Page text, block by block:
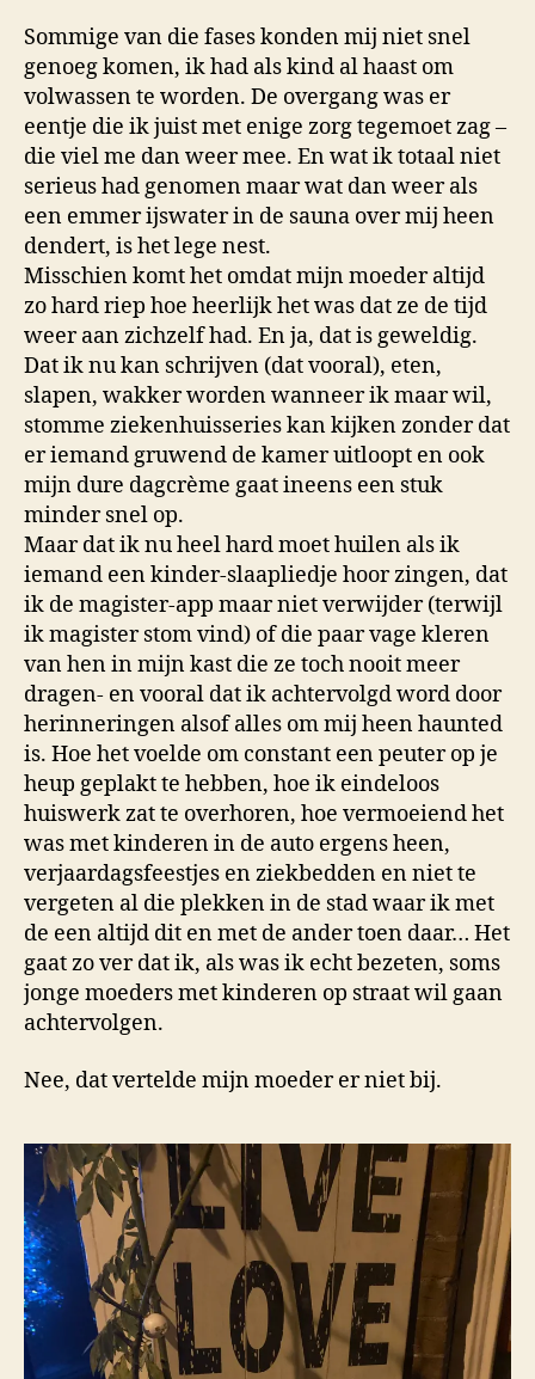
Sommige van die fases konden mij niet snel
genoeg komen, ik had als kind al haast om
volwassen te worden. De overgang was er
eentje die ik juist met enige zorg tegemoet zag –
die viel me dan weer mee. En wat ik totaal niet
serieus had genomen maar wat dan weer als
een emmer ijswater in de sauna over mij heen
dendert, is het lege nest.
Misschien komt het omdat mijn moeder altijd
zo hard riep hoe heerlijk het was dat ze de tijd
weer aan zichzelf had. En ja, dat is geweldig.
Dat ik nu kan schrijven (dat vooral), eten,
slapen, wakker worden wanneer ik maar wil,
stomme ziekenhuisseries kan kijken zonder dat
er iemand gruwend de kamer uitloopt en ook
mijn dure dagcrème gaat ineens een stuk
minder snel op.
Maar dat ik nu heel hard moet huilen als ik
iemand een kinder-slaapliedje hoor zingen, dat
ik de magister-app maar niet verwijder (terwijl
ik magister stom vind) of die paar vage kleren
van hen in mijn kast die ze toch nooit meer
dragen- en vooral dat ik achtervolgd word door
herinneringen alsof alles om mij heen haunted
is. Hoe het voelde om constant een peuter op je
heup geplakt te hebben, hoe ik eindeloos
huiswerk zat te overhoren, hoe vermoeiend het
was met kinderen in de auto ergens heen,
verjaardagsfeestjes en ziekbedden en niet te
vergeten al die plekken in de stad waar ik met
de een altijd dit en met de ander toen daar… Het
gaat zo ver dat ik, als was ik echt bezeten, soms
jonge moeders met kinderen op straat wil gaan
achtervolgen.
Nee, dat vertelde mijn moeder er niet bij.